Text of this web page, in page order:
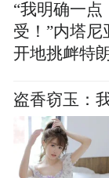
结构规则秩
多需要破解
一步研究
推介一批。
（编辑 张冰）
“我明确一
受！”内塔尼
开地挑衅特
盗香窃玉：